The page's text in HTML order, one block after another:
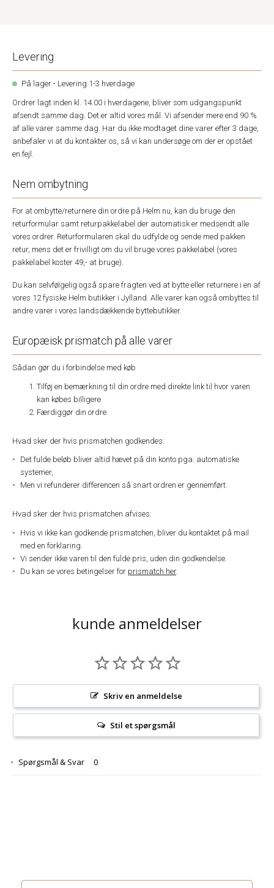
Levering
På lager - Levering 1-3 hverdage
Ordrer lagt inden kl. 14.00 i hverdagene, bliver som udgangspunkt
afsendt samme dag. Det er altid vores mål. Vi afsender mere end 90 %
af alle varer samme dag. Har du ikke modtaget dine varer efter 3 dage,
anbefaler vi at du kontakter os, så vi kan undersøge om der er opstået
en fejl.
Nem ombytning
For at ombytte/returnere din ordre på Helm.nu, kan du bruge den
returformular samt returpakkelabel der automatisk er medsendt alle
vores ordrer. Returformularen skal du udfylde og sende med pakken
retur, mens det er frivilligt om du vil bruge vores pakkelabel (vores
pakkelabel koster 49,- at bruge).
Du kan selvfølgelig også spare fragten ved at bytte eller returnere i en af
vores 12 fysiske Helm butikker i Jylland. Alle varer kan også ombyttes til
andre varer i vores landsdækkende byttebutikker.
Europæisk prismatch på alle varer
Sådan gør du i forbindelse med køb
Tilføj en bemærkning til din ordre med direkte link til hvor varen
kan købes billigere
Færdiggør din ordre.
Hvad sker der hvis prismatchen godkendes:
Det fulde beløb bliver altid hævet på din konto pga. automatiske
systemer,
Men vi refunderer differencen så snart ordren er gennemført.
Hvad sker der hvis prismatchen afvises:
Hvis vi ikke kan godkende prismatchen, bliver du kontaktet på mail
med en forklaring.
Vi sender ikke varen til den fulde pris, uden din godkendelse.
Du kan se vores betingelser for prismatch her.
kunde anmeldelser
Skriv en anmeldelse
Stil et spørgsmål
Spørgsmål & Svar